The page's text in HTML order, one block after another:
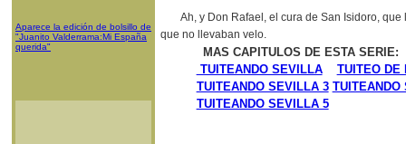
Aparece la edición de bolsillo de
"Juanito Valderrama:Mi España
querida"
Ah, y Don Rafael, el cura de San Isidoro,
que no llevaban velo.
MAS CAPITULOS DE ESTA SERIE:
TUITEANDO SEVILLA
TUITEO DE
TUITEANDO SEVILLA 3 TUITEANDO
TUITEANDO SEVILLA 5